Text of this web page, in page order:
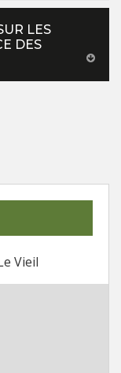
LES
DES
Vieil